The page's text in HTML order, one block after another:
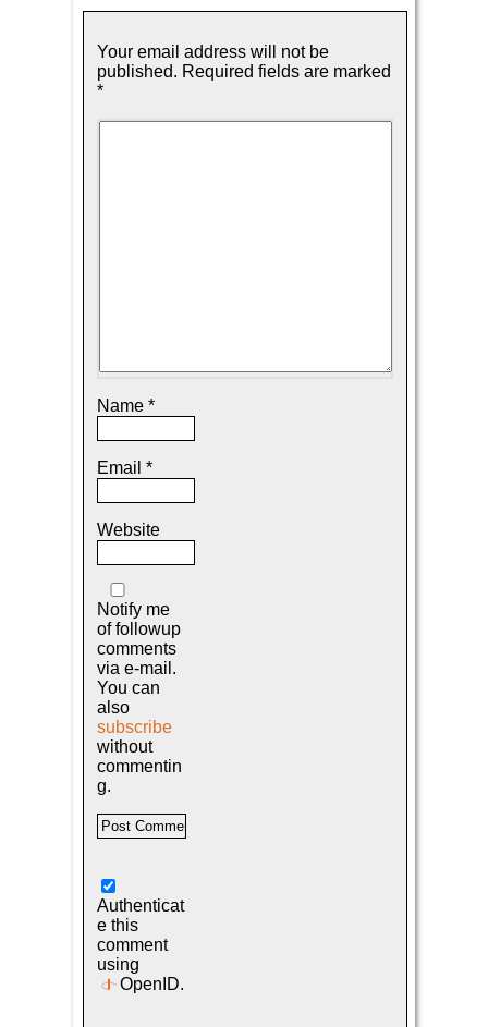
Your email address will not be
published. Required fields are marked
*
Name *
Email *
Website
Notify me
of followup
comments
via e-mail.
You can
also
subscribe
without
commentin
g.
Authenticat
e this
comment
using
OpenID.